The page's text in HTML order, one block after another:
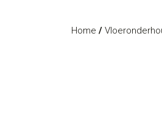
Home /